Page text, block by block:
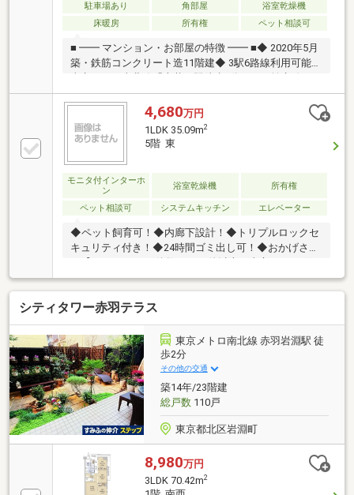
手伝いします ━━━━━・・・物件の詳細・ご相談は
お気軽にお問い合わせください。
駐車場あり 角部屋
浴室乾燥機
床暖房
所有権 ペット相談可
■ ━━ マンション・お部屋の特徴 ━━ ■◆ 2020年5月
築・鉄筋コンクリート造11階建◆ 3駅6路線利用可能・
京浜東北線・湘南新宿ライン・宇都宮線・高崎線「赤
羽」駅徒歩15分・東京メトロ南北線「王子神谷」駅徒
歩16分◆ 隣接する洋室との間仕切りは引き戸仕様。開
放して広々としたLDKとしても利用可能◆ ライフスタ
ビングダイニングには足元から暖かい床暖房を採用◆
ゆとりある1418サイズの浴室◆ 浴室換気暖房乾燥機付
きで、雨の日の洗濯や冬場の入浴も快適
4,680万円
1LDK 35.09m2
5階 東
モニタ付インターホ
ン
浴室乾燥機 所有権
ペット相談可 システムキッチン エレベーター
◆ペット飼育可！◆内廊下設計！◆トリプルロックセ
キュリティ付き！◆24時間ゴミ出し可！◆おかげさま
ープ全社）】＊見学可能■ご案内・物件パンフレット
のご請求はお気軽にどうぞ※お電話の場合：TEL:0120-
104-795(通話無料)※メールの場合：【資料請求】又は
【見学予約】ボタンをクリックでお問い合わせくださ
い。■頭金０円からのご購入可能です■ ～東宝ハウス
【ＦＤ:0120-104-795】
シティタワー赤羽テラス
東京メトロ南北線 赤羽岩淵駅 徒
歩2分
その他の交通
築14年/23階建
総戸数110戸
東京都北区岩淵町
8,980万円
3LDK 70.42m2